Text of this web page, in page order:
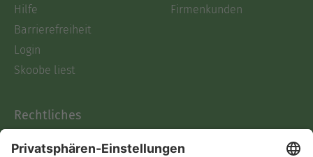
Hilfe
Barrierefreiheit
Login
Skoobe liest
Firmenkunden
Rechtliches